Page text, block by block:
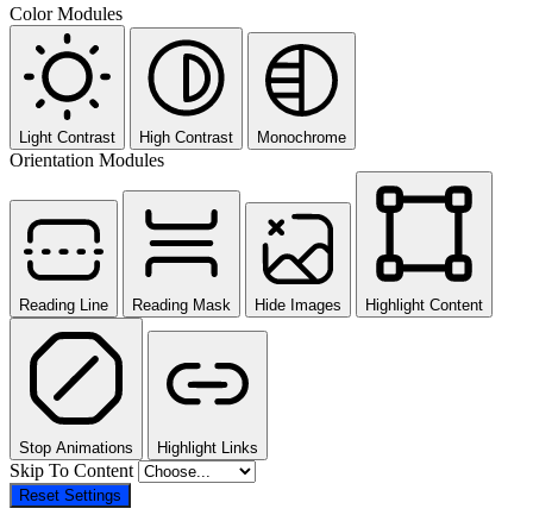
Color Modules
Light Contrast High Contrast Monochrome
Orientation Modules
Reading Line Reading Mask Hide Images Highlight Content
Stop Animations Highlight Links
Skip To Content
Reset Settings